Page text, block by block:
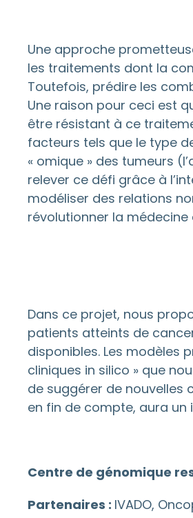
Une approche
les traitements dont la
Toutefois, prédire les
Une raison pour ceci est
être résistant à ce
facteurs tels que le type
« omique » des tumeurs
relever ce défi grâce à
modéliser des relations
révolutionner la
Dans ce projet, nous
patients atteints de
disponibles. Les modèles
cliniques in silico » que
de suggérer de
en fin de compte, aura
Centre de génomique
Partenaires : IVADO,